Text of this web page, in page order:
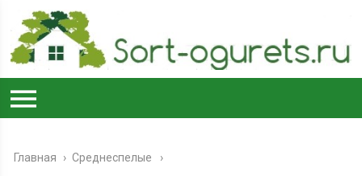
Главная › Среднеспелые